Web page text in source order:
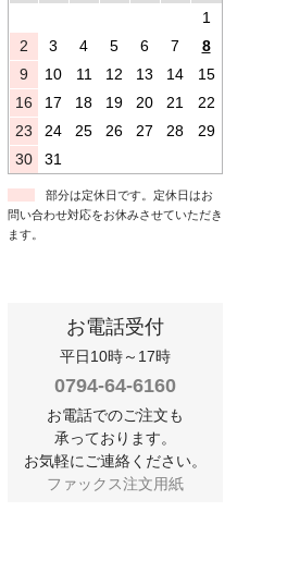
1
2
3 4 5 6 7
8
9
10 11 12 13 14
15
16
17 18 19 20 21
22
23
24 25 26 27 28
29
30
31
部分は定休日です。定休日はお
問い合わせ対応をお休みさせていただき
ます。
お電話受付
平日10時～17時
0794-64-6160
お電話でのご注文も
承っております。
お気軽にご連絡ください。
ファックス注文用紙